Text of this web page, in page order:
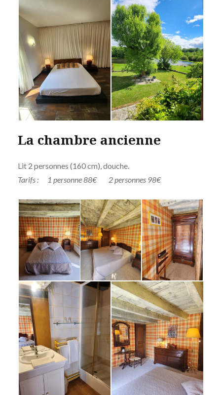
La chambre ancienne
Lit 2 personnes (160 cm), douche.
Tarifs : 1 personne 88€ 2 personnes 98€